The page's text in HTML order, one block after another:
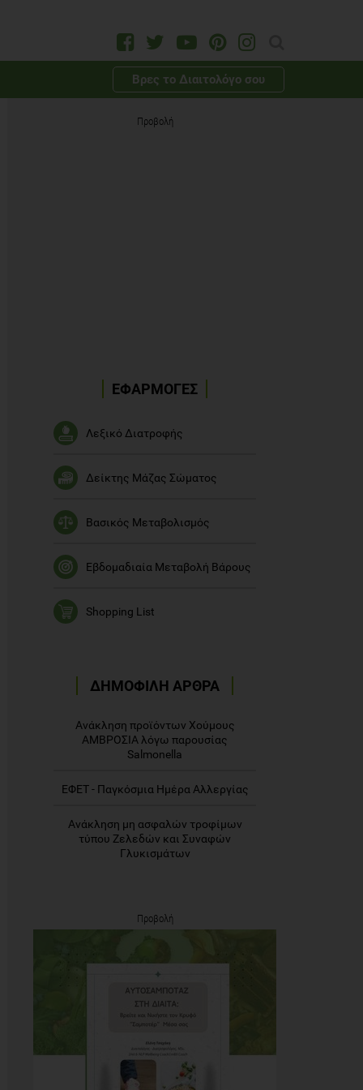
Βρες το Διαιτολόγο σου
Προβολή
ΔΗΜΟΦΙΛΗ ΑΡΘΡΑ
Ανάκληση προϊόντων Χούμους
ΑΜΒΡΟΣΙΑ λόγω παρουσίας
Salmonella
ΕΦΕΤ - Παγκόσμια Ημέρα Αλλεργίας
Ανάκληση μη ασφαλών τροφίμων
τύπου Ζελεδών και Συναφών
Γλυκισμάτων
ΕΦΑΡΜΟΓΕΣ
Λεξικό Διατροφής
Δείκτης Μάζας Σώματος
Βασικός Μεταβολισμός
Εβδομαδιαία Μεταβολή Βάρους
Shopping List
Προβολή